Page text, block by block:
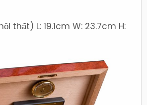
thất) L: 19.1cm W: 23.7cm H: